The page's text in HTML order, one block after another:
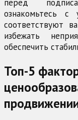
перед
ознакомьтесь
соответствуют
избежать
обеспечить
Топ-5